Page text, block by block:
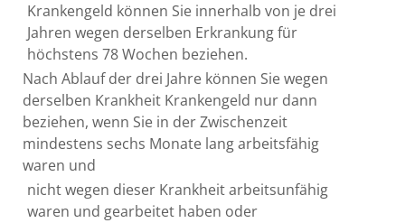
Krankengeld können Sie innerhalb von je drei
Jahren wegen derselben Erkrankung für
höchstens 78 Wochen beziehen.
Nach Ablauf der drei Jahre können Sie wegen
derselben Krankheit Krankengeld nur dann
beziehen, wenn Sie in der Zwischenzeit
mindestens sechs Monate lang arbeitsfähig
waren und
nicht wegen dieser Krankheit arbeitsunfähig
waren und gearbeitet haben oder